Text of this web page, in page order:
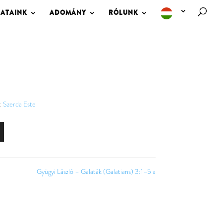
ADOMÁNY RÓLUNK
Szerda Este
Gyügyi László – Galaták (Galatians) 3:1–5 »